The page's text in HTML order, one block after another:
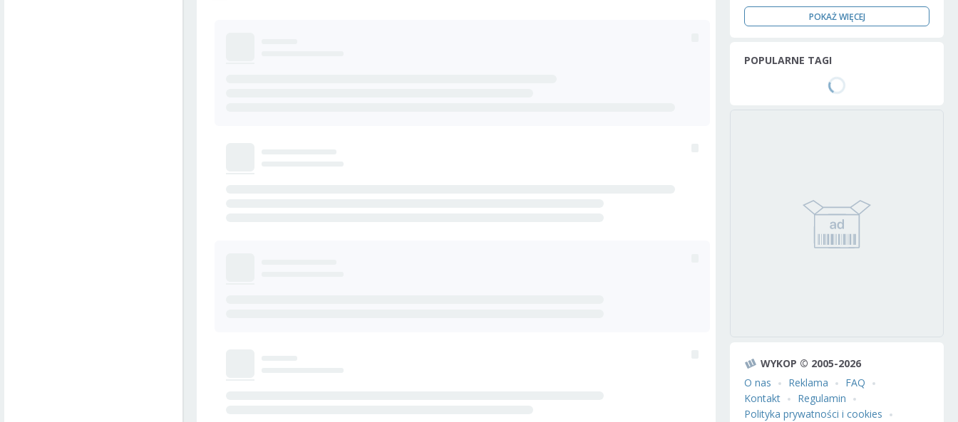
POKAŻ WIĘCEJ
POPULARNE TAGI
WYKOP © 2005-2026
O nas
Reklama
FAQ
Kontakt
Regulamin
Polityka prywatności i cookies